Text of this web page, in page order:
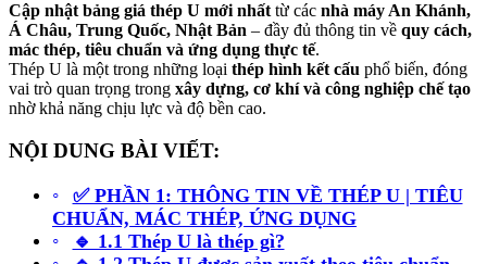
Cập nhật bảng giá thép U mới nhất từ các nhà máy An Khánh,
Á Châu, Trung Quốc, Nhật Bản – đầy đủ thông tin về quy cách,
mác thép, tiêu chuẩn và ứng dụng thực tế.
Thép U là một trong những loại thép hình kết cấu phổ biến, đóng
vai trò quan trọng trong xây dựng, cơ khí và công nghiệp chế tạo
nhờ khả năng chịu lực và độ bền cao.
NỘI DUNG BÀI VIẾT:
✅ PHẦN 1: THÔNG TIN VỀ THÉP U | TIÊU
CHUẨN, MÁC THÉP, ỨNG DỤNG
🔹 1.1 Thép U là thép gì?